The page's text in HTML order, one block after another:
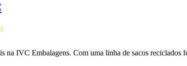
na IVC Embalagens. Com uma linha de sacos